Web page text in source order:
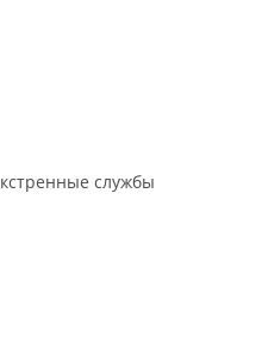
службы